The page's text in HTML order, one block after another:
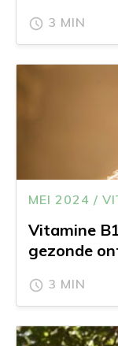
3 MIN
MEI 2024 /
Vitamine
gezonde
3 MIN